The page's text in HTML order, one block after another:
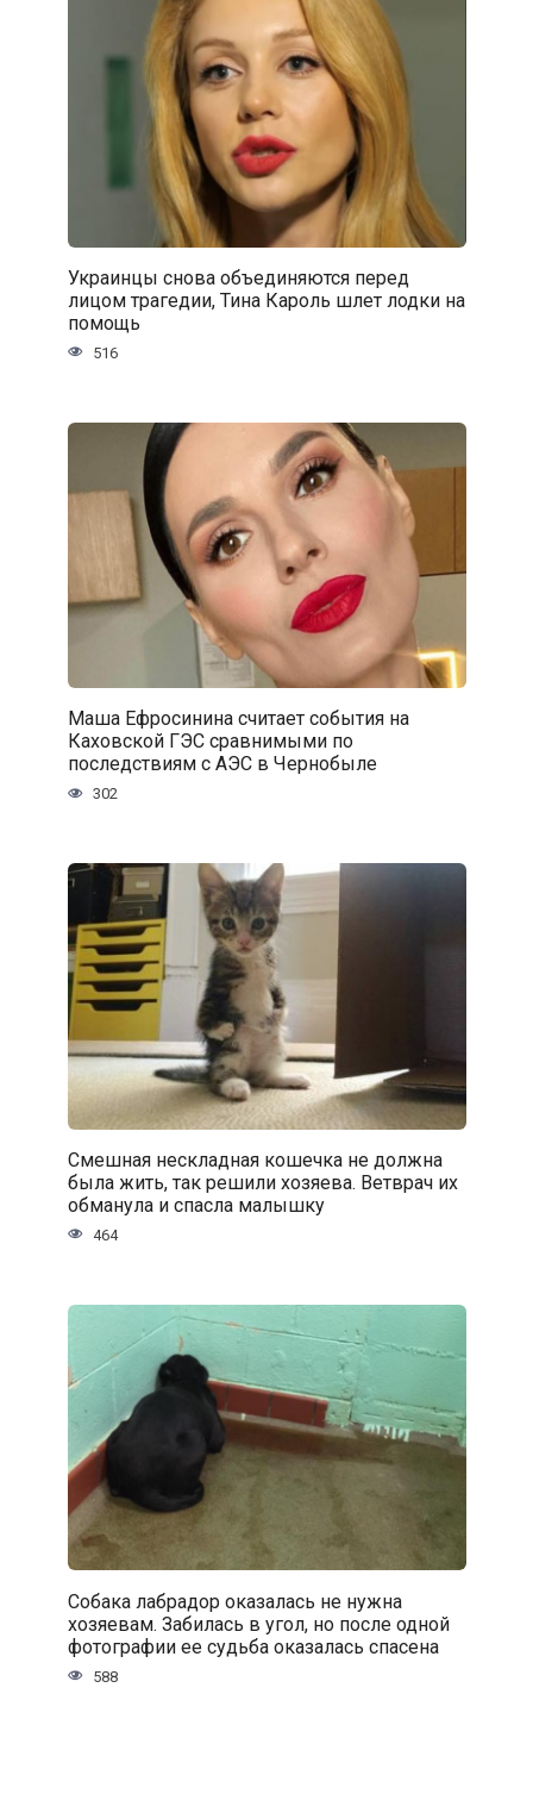
Украинцы снова объединяются перед
лицом трагедии, Тина Кароль шлет лодки на
помощь
516
Маша Ефросинина считает события на
Каховской ГЭС сравнимыми по
последствиям с АЭС в Чернобыле
302
Смешная нескладная кошечка не должна
была жить, так решили хозяева. Ветврач их
обманула и спасла малышку
464
Собака лабрадор оказалась не нужна
хозяевам. Забилась в угол, но после одной
фотографии ее судьба оказалась спасена
588